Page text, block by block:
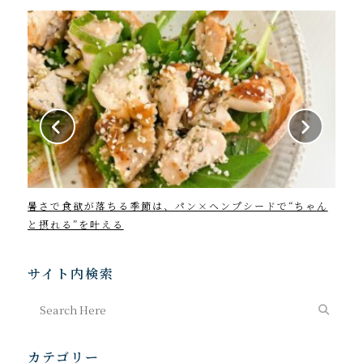
暑さで食欲が落ちる季節は、パン×ヘンプシードで“ちゃん
と摂れる”を叶える
サイト内検索
カテゴリー